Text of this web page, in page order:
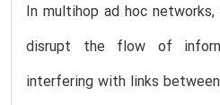
In multihop ad hoc
disrupt the flow of
interfering with links